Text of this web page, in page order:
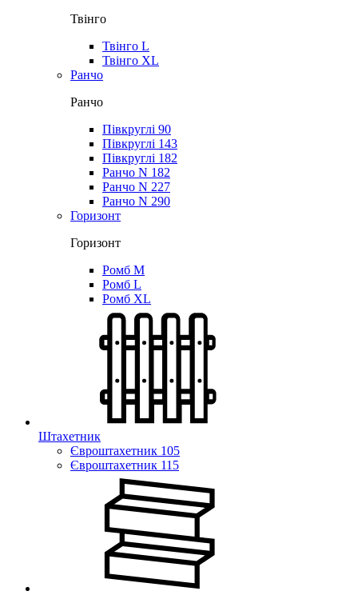
Твінго
Твінго L
Твінго XL
Ранчо
Ранчо
Півкруглі 90
Півкруглі 143
Півкруглі 182
Ранчо N 182
Ранчо N 227
Ранчо N 290
Горизонт
Горизонт
Ромб M
Ромб L
Ромб XL
Штахетник
Євроштахетник 105
Євроштахетник 115